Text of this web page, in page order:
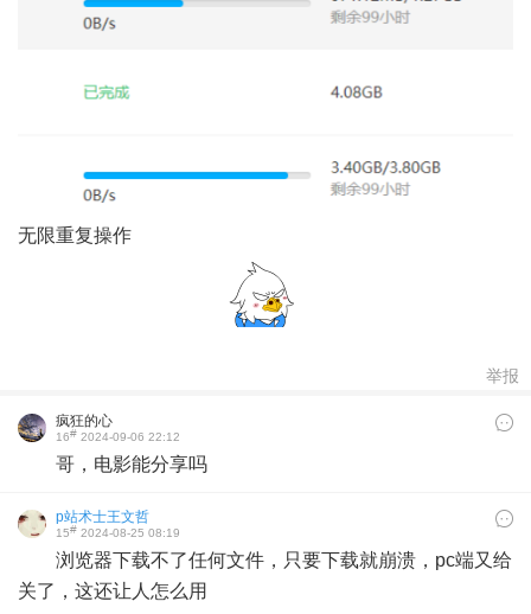
无限重复操作
举报
疯狂的心
16# 2024-09-06 22:12
哥，电影能分享吗
p站术士王文哲
15# 2024-08-25 08:19
浏览器下载不了任何文件，只要下载就崩溃，pc端又给
关了，这还让人怎么用